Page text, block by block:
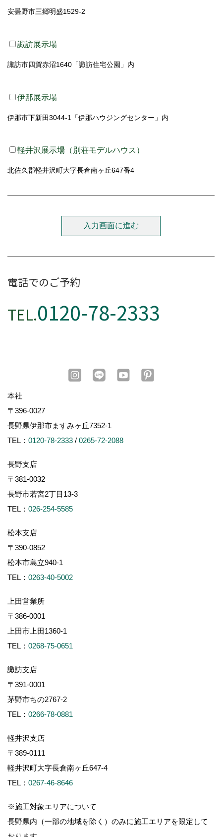
安曇野市三郷明盛1529-2
諏訪展示場
諏訪市四賀赤沼1640「諏訪住宅公園」内
伊那展示場
伊那市下新田3044-1「伊那ハウジングセンター」内
軽井沢展示場（別荘モデルハウス）
北佐久郡軽井沢町大字長倉南ヶ丘647番4
電話でのご予約
TEL.0120-78-2333
本社
〒396-0027
長野県伊那市ますみヶ丘7352-1
TEL： 0120-78-2333 / 0265-72-2088
長野支店
〒381-0032
長野市若宮2丁目13-3
TEL： 026-254-5585
松本支店
〒390-0852
松本市島立940-1
TEL： 0263-40-5002
上田営業所
〒386-0001
上田市上田1360-1
TEL： 0268-75-0651
諏訪支店
〒391-0001
茅野市ちの2767-2
TEL： 0266-78-0881
軽井沢支店
〒389-0111
軽井沢町大字長倉南ヶ丘647-4
TEL： 0267-46-8646
※施工対象エリアについて
長野県内（一部の地域を除く）のみに施工エリアを限定して